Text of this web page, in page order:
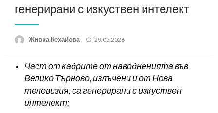
генерирани с изкуствен интелект
Живка Кехайова
Posted
29.05.2026
Част от кадрите от наводненията във
Велико Търново, излъчени и от Нова
телевизия, са генерирани с изкуствен
интелект;